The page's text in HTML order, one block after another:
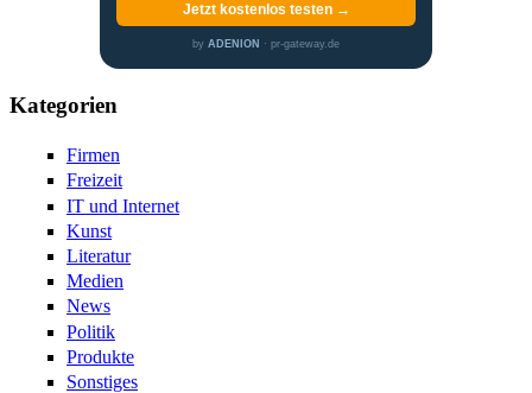
Jetzt kostenlos testen →
by ADENION · pr-gateway.de
Kategorien
Firmen
Freizeit
IT und Internet
Kunst
Literatur
Medien
News
Politik
Produkte
Sonstiges